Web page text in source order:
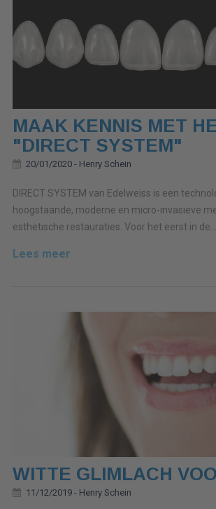
MAAK KENNIS MET
"DIRECT SYSTEM"
20/01/2020 - Henry Schein
DIRECT SYSTEM van Edelweiss is een
hoogstaande, moderne en micro-invasieve
esthetische restauraties. Voor het eerst in de...
Lees meer
WITTE GLIMLACH
11/12/2019 - Henry Schein